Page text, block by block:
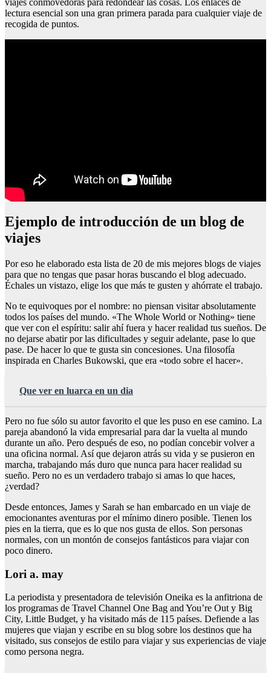
viajes conmovedoras para redondear las cosas. Los enlaces de
lectura esencial son una gran primera parada para cualquier viaje de
recogida de puntos.
Ejemplo de introducción de un blog de
viajes
Por eso he elaborado esta lista de 20 de mis mejores blogs de viajes
para que no tengas que pasar horas buscando el blog adecuado.
Échales un vistazo, elige los que más te gusten y ahórrate el trabajo.
No te equivoques por el nombre: no piensan visitar absolutamente
todos los países del mundo. «The Whole World or Nothing» tiene
que ver con el espíritu: salir ahí fuera y hacer realidad tus sueños. De
no dejarse abatir por las dificultades y seguir adelante, pase lo que
pase. De hacer lo que te gusta sin concesiones. Una filosofía
inspirada en Charles Bukowski, que era «todo sobre el hacer».
Que ver en luarca en un dia
Pero no fue sólo su autor favorito el que les puso en ese camino. La
pareja abandonó la vida empresarial para dar la vuelta al mundo
durante un año. Pero después de eso, no podían concebir volver a
una oficina normal. Así que dejaron atrás su vida y se pusieron en
marcha, trabajando más duro que nunca para hacer realidad su
sueño. Pero no es un verdadero trabajo si amas lo que haces,
¿verdad?
Desde entonces, James y Sarah se han embarcado en un viaje de
emocionantes aventuras por el mínimo dinero posible. Tienen los
pies en la tierra, que es lo que nos gusta de ellos. Son personas
normales, con un montón de consejos fantásticos para viajar con
poco dinero.
Lori a. may
La periodista y presentadora de televisión Oneika es la anfitriona de
los programas de Travel Channel One Bag and You’re Out y Big
City, Little Budget, y ha visitado más de 115 países. Defiende a las
mujeres que viajan y escribe en su blog sobre los destinos que ha
visitado, sus consejos de estilo para viajar y sus experiencias de viaje
como persona negra.